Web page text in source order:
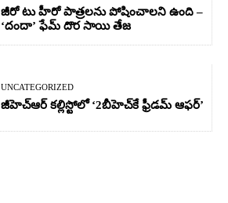
జీరో టు హీరో పాత్రలను పోషించాలని ఉంది –
‘దందా’ ఫేమ్ దొర సాయి తేజ
UNCATEGORIZED
జీహెచ్ఆర్‌ కల్లిస్టోలో ‘2బీహెచ్‌కే ఫ్రీడమ్ ఆఫర్’